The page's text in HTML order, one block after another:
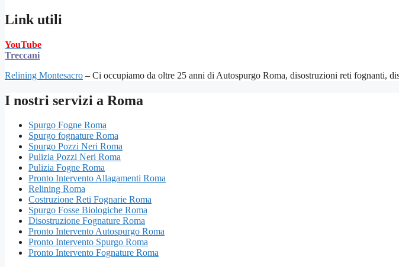
Link utili
YouTube
Treccani
Relining Montesacro – Ci occupiamo da oltre 25 anni di Autospurgo Roma, disostruzioni reti fognanti,
I nostri servizi a Roma
Spurgo Fogne Roma
Spurgo fognature Roma
Spurgo Pozzi Neri Roma
Pulizia Pozzi Neri Roma
Pulizia Fogne Roma
Pronto Intervento Allagamenti Roma
Relining Roma
Costruzione Reti Fognarie Roma
Spurgo Fosse Biologiche Roma
Disostruzione Fognature Roma
Pronto Intervento Autospurgo Roma
Pronto Intervento Spurgo Roma
Pronto Intervento Fognature Roma